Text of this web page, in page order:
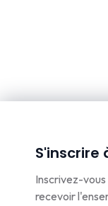
S'inscrire
Inscrivez-
recevoir